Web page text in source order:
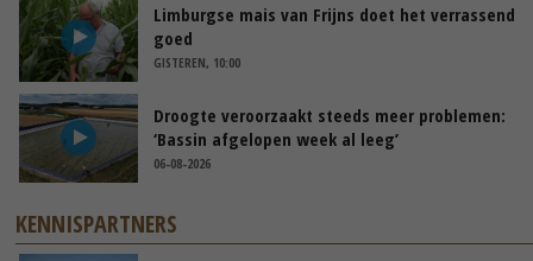
Limburgse mais van Frijns doet het verrassend
goed
GISTEREN, 10:00
Droogte veroorzaakt steeds meer problemen:
‘Bassin afgelopen week al leeg’
06-08-2026
KENNISPARTNERS